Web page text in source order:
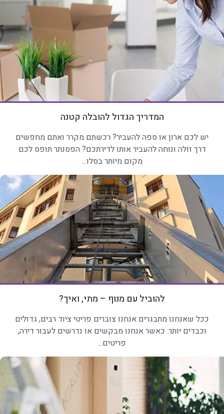
המדריך הגדול להובלה קטנה
יש לכם ארון או ספה להעביר? רכשתם מקרר ואתם מחפשים
דרך זולה ונוחה להעביר אותו לדירתכם? הפסנתר תופס לכם
מקום מיותר בסלו...
להוביל עם מנוף – מתי, ואיך?
ככל שאנחנו מתבגרים אנחנו צוברים פריטי ציוד רבים, גדולים
וכבדים יותר. כאשר אנחנו מבקשים או נדרשים לעבור דירה,
פריטים...